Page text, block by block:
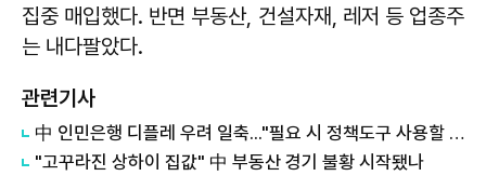
집중 매입했다. 반면 부동산, 건설자재, 레저 등 업종주
는 내다팔았다.
관련기사
中 인민은행 디플레 우려 일축..."필요 시 정책도구 사용할 것"
"고꾸라진 상하이 집값" 中 부동산 경기 불황 시작됐나